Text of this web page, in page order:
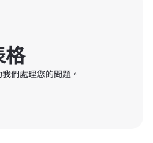
格
們處理您的問題。